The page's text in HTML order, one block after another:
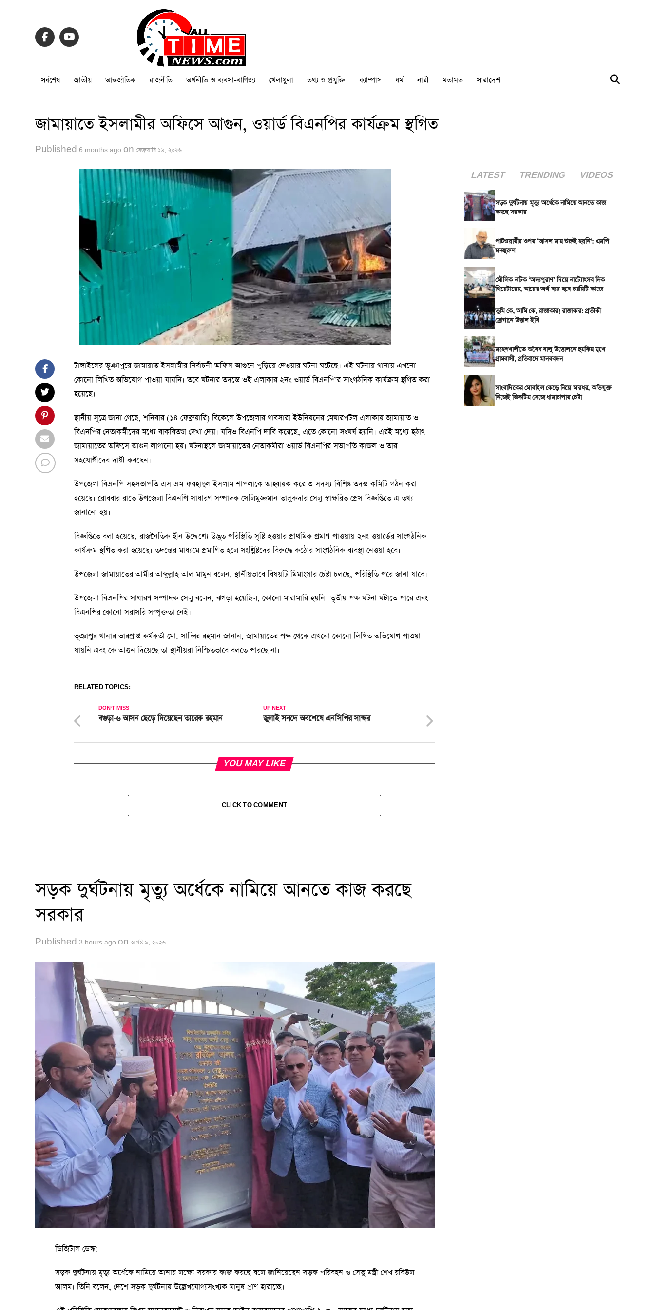
সর্বশেষ জাতীয় আন্তর্জাতিক রাজনীতি অর্থনীতি ও ব্যবসা-বাণিজ্য খেলাধুলা তথ্য ও প্রযুক্তি ক্যাম্পাস ধর্ম নারী মতামত সারাদেশ
জামায়াতে ইসলামীর অফিসে আগুন, ওয়ার্ড বিএনপির কার্যক্রম স্থগিত
Published 6 months ago on ফেব্রুয়ারি ১৬, ২০২৬
টাঙ্গাইলের ভূঞাপুরে জামায়াত ইসলামীর নির্বাচনী অফিস আগুনে পুড়িয়ে দেওয়ার ঘটনা ঘটেছে। এই ঘটনায় থানায় এখনো
কোনো লিখিত অভিযোগ পাওয়া যায়নি। তবে ঘটনার তদন্তে ওই এলাকার ২নং ওয়ার্ড বিএনপি’র সাংগঠনিক কার্যক্রম স্থগিত করা
হয়েছে।
স্থানীয় সূত্রে জানা গেছে, শনিবার (১৪ ফেব্রুয়ারি) বিকেলে উপজেলার গাবসারা ইউনিয়নের মেঘারপটল এলাকায় জামায়াত ও
বিএনপির নেতাকর্মীদের মধ্যে বাকবিতণ্ডা দেখা দেয়। যদিও বিএনপি দাবি করেছে, এতে কোনো সংঘর্ষ হয়নি। এরই মধ্যে হঠাৎ
জামায়াতের অফিসে আগুন লাগানো হয়। ঘটনাস্থলে জামায়াতের নেতাকর্মীরা ওয়ার্ড বিএনপির সভাপতি কাজল ও তার
সহযোগীদের দায়ী করছেন।
উপজেলা বিএনপি সহসভাপতি এস এম ফরহাদুল ইসলাম শাপলাকে আহ্বায়ক করে ৩ সদস্য বিশিষ্ট তদন্ত কমিটি গঠন করা
হয়েছে। রোববার রাতে উপজেলা বিএনপি সাধারণ সম্পাদক সেলিমুজ্জমান তালুকদার সেলু স্বাক্ষরিত প্রেস বিজ্ঞপ্তিতে এ তথ্য
জানানো হয়।
বিজ্ঞপ্তিতে বলা হয়েছে, রাজনৈতিক হীন উদ্দেশ্যে উদ্ভূত পরিস্থিতি সৃষ্টি হওয়ার প্রাথমিক প্রমাণ পাওয়ায় ২নং ওয়ার্ডের সাংগঠনিক
কার্যক্রম স্থগিত করা হয়েছে। তদন্তের মাধ্যমে প্রমাণিত হলে সংশ্লিষ্টদের বিরুদ্ধে কঠোর সাংগঠনিক ব্যবস্থা নেওয়া হবে।
উপজেলা জামায়াতের আমীর আব্দুল্লাহ আল মামুন বলেন, স্থানীয়ভাবে বিষয়টি মিমাংসার চেষ্টা চলছে, পরিস্থিতি পরে জানা যাবে।
উপজেলা বিএনপির সাধারণ সম্পাদক সেলু বলেন, ঝগড়া হয়েছিল, কোনো মারামারি হয়নি। তৃতীয় পক্ষ ঘটনা ঘটাতে পারে এবং
বিএনপির কোনো সরাসরি সম্পৃক্ততা নেই।
ভূঞাপুর থানার ভারপ্রাপ্ত কর্মকর্তা মো. সাব্বির রহমান জানান, জামায়াতের পক্ষ থেকে এখনো কোনো লিখিত অভিযোগ পাওয়া
যায়নি এবং কে আগুন দিয়েছে তা স্থানীয়রা নিশ্চিতভাবে বলতে পারছে না।
RELATED TOPICS:
UP NEXT
জুলাই সনদে অবশেষে এনসিপির সাক্ষর
DON'T MISS
বগুড়া-৬ আসন ছেড়ে দিয়েছেন তারেক রহমান
YOU MAY LIKE
CLICK TO COMMENT
সড়ক দুর্ঘটনায় মৃত্যু অর্ধেকে নামিয়ে আনতে কাজ করছে
সরকার
Published 3 hours ago on আগস্ট ৯, ২০২৬
ডিজিটাল ডেস্ক:
সড়ক দুর্ঘটনায় মৃত্যু অর্ধেকে নামিয়ে আনার লক্ষ্যে সরকার কাজ করছে বলে জানিয়েছেন সড়ক পরিবহন ও সেতু মন্ত্রী শেখ রবিউল
আলম। তিনি বলেন, দেশে সড়ক দুর্ঘটনায় উল্লেখযোগ্যসংখ্যক মানুষ প্রাণ হারাচ্ছে।
LATEST TRENDING VIDEOS
সড়ক দুর্ঘটনায় মৃত্যু অর্ধেকে নামিয়ে আনতে কাজ
করছে সরকার
পাটওয়ারীর ওপর ‘আসল মার শুরুই হয়নি’: এমপি
মনজুরুল
মৌলিক নাটক ‘অদ্যপুরাণ’ দিয়ে নাট্যোৎসব দিক
থিয়েটারের, আয়ের অর্থ ব্যয় হবে চ্যারিটি কাজে
তুমি কে, আমি কে, রাজাকার! রাজাকার: প্রতীকী
স্লোগানে উত্তাল ইবি
মহেশখালীতে অবৈধ বালু উত্তোলনে হুমকির মুখে
গ্রামবাসী, প্রতিবাদে মানববন্ধন
সাংবাদিকের মোবাইল কেড়ে নিয়ে মারধর, অভিযুক্ত
নিজেই ভিকটিম সেজে ধামাচাপার চেষ্টা